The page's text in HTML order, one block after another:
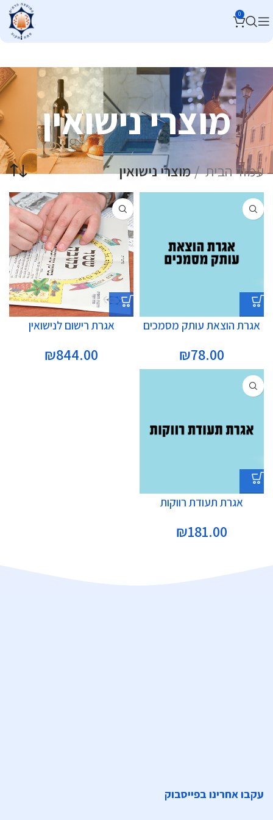
0
מוצרי נישואין
עמוד הבית מוצרי נישואין
אגרת הוצאת עותק מסמכים
₪78.00
אגרת רישום לנישואין
₪844.00
אגרת תעודת רווקות
₪181.00
עקבו אחרינו בפייסבוק